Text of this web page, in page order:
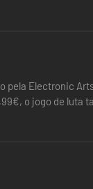
Electronic
o jogo de luta